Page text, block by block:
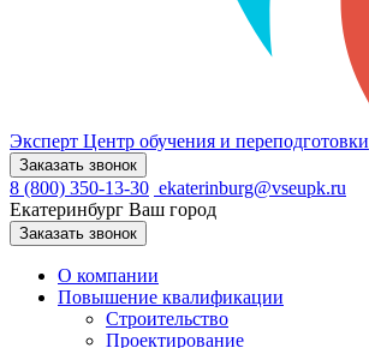
Эксперт Центр обучения и переподготовки
Заказать звонок
8 (800) 350-13-30 ekaterinburg@vseupk.ru
Екатеринбург Ваш город
Заказать звонок
О компании
Повышение квалификации
Строительство
Проектирование